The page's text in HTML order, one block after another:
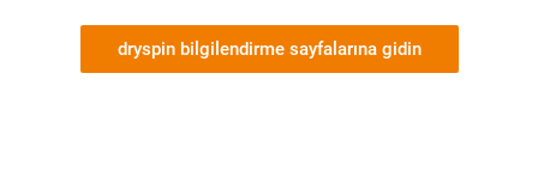
dryspin bilgilendirme sayfalarına gidin